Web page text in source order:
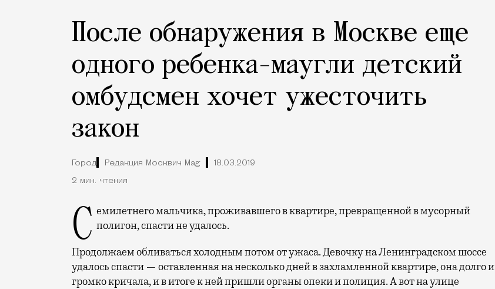
После обнаружения в Москве еще
одного ребенка-маугли детский
омбудсмен хочет ужесточить
закон
Город Редакция Москвич Mag 18.03.2019
2 мин. чтения
Семилетнего мальчика, проживавшего в квартире, превращенной в мусорный полигон, спасти не удалось.
Продолжаем обливаться холодным потом от ужаса. Девочку на Ленинградском шоссе
удалось спасти — оставленная на несколько дней в захламленной квартире, она долго и
громко кричала, и в итоге к ней пришли органы опеки и полиция. А вот на улице